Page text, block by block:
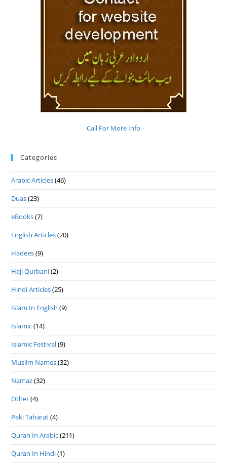
Call For More Info
Categories
Arabic Articles(46)
Duas(23)
eBooks(7)
English Articles(20)
Hadees(9)
Hajj Qurbani(2)
Hindi Articles(25)
Islam In English (9)
Islamic(14)
Islamic Festival(9)
Muslim Names(32)
Namaz(32)
Other(4)
Paki Taharat(4)
Quran In Arabic(211)
Quran In Hindi(1)